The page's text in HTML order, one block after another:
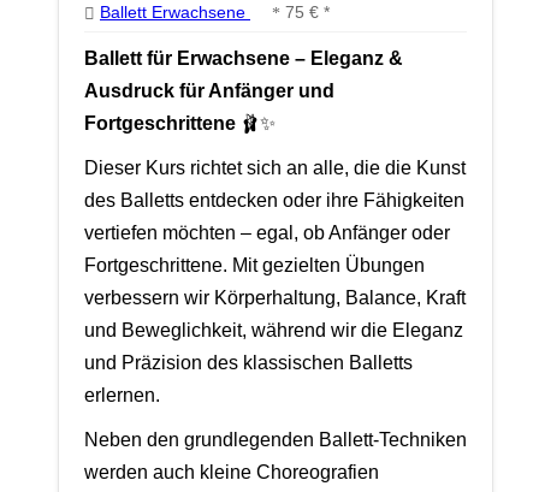
Ballett Erwachsene 75 € *
Ballett für Erwachsene – Eleganz &
Ausdruck für Anfänger und
Fortgeschrittene 🩰✨
Dieser Kurs richtet sich an alle, die die Kunst
des Balletts entdecken oder ihre Fähigkeiten
vertiefen möchten – egal, ob Anfänger oder
Fortgeschrittene. Mit gezielten Übungen
verbessern wir Körperhaltung, Balance, Kraft
und Beweglichkeit, während wir die Eleganz
und Präzision des klassischen Balletts
erlernen.
Neben den grundlegenden Ballett-Techniken
werden auch kleine Choreografien